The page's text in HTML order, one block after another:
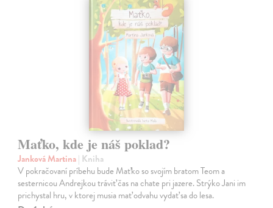
Maťko, kde je náš poklad?
Janková Martina| Kniha
V pokračovaní príbehu bude Maťko so svojím bratom Teom a
sesternicou Andrejkou tráviť čas na chate pri jazere. Strýko Jani im
prichystal hru, v ktorej musia mať odvahu vydať sa do lesa.